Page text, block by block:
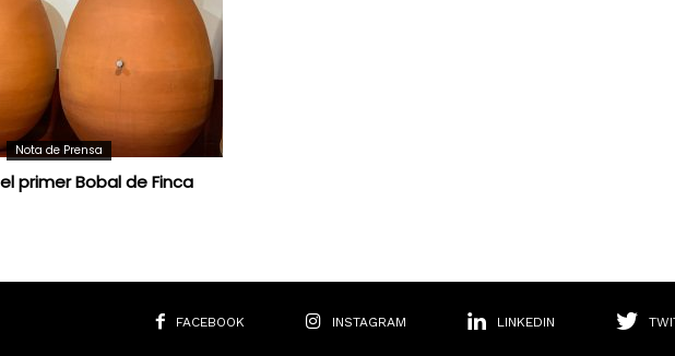
Nota de Prensa
primer Bobal de Finca
FACEBOOK INSTAGRAM LINKEDIN